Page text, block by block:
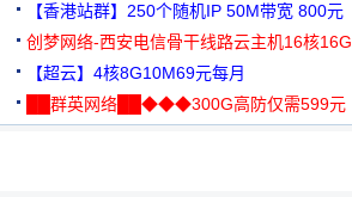
【香港站群】250个随机IP 50M带宽 800元
创梦网络-西安电信骨干线路云主机16核16G
88元/月
【超云】4核8G10M69元每月
██群英网络██◆◆◆300G高防仅需599元